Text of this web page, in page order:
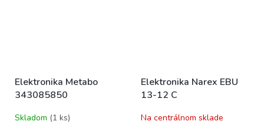
Elektronika Metabo
343085850
Skladom (1 ks)
Elektronika Narex EBU
13-12 C
Na centrálnom sklade